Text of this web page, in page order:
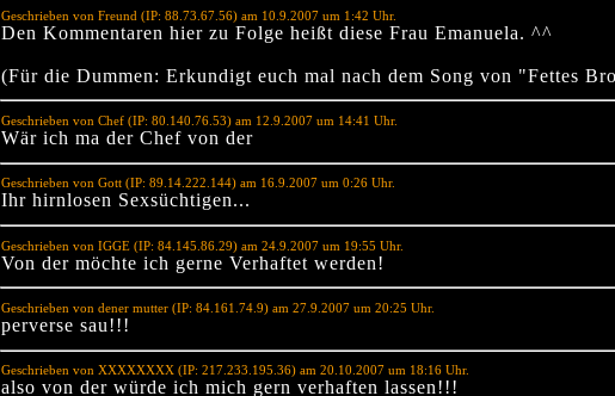
Geschrieben von Freund (IP: 88.73.67.56) am 10.9.2007 um 1:42 Uhr.
Den Kommentaren hier zu Folge heißt diese Frau Emanuela. ^^
(Für die Dummen: Erkundigt euch mal nach dem Song von "Fettes
Geschrieben von Chef (IP: 80.140.76.53) am 12.9.2007 um 14:41 Uhr.
Wär ich ma der Chef von der
Geschrieben von Gott (IP: 89.14.222.144) am 16.9.2007 um 0:26 Uhr.
Ihr hirnlosen Sexsüchtigen...
Geschrieben von IGGE (IP: 84.145.86.29) am 24.9.2007 um 19:55 Uhr.
Von der möchte ich gerne Verhaftet werden!
Geschrieben von dener mutter (IP: 84.161.74.9) am 27.9.2007 um 20:25 Uhr.
perverse sau!!!
Geschrieben von XXXXXXXX (IP: 217.233.195.36) am 20.10.2007 um 18:16 Uhr.
also von der würde ich mich gern verhaften lassen!!!